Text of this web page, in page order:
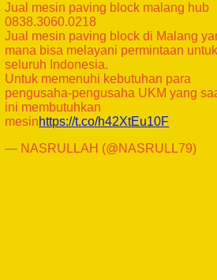
Jual mesin paving block malang hub
0838.3060.0218
Jual mesin paving block di Malang
mana bisa melayani permintaan untuk
seluruh Indonesia.
Untuk memenuhi kebutuhan para
pengusaha-pengusaha UKM yang
ini membutuhkan
mesinhttps://t.co/h42XtEu10F
— NASRULLAH (@NASRULL79)